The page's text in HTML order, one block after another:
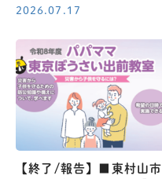
2026.07.17
【終了/報告】■東村山市